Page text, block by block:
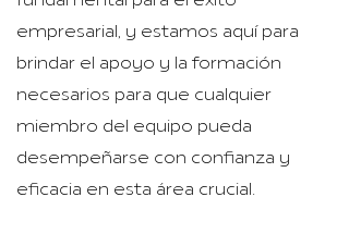
empresarial, y estamos aquí para
brindar el apoyo y la formación
necesarios para que cualquier
miembro del equipo pueda
desempeñarse con confianza y
eficacia en esta área crucial.